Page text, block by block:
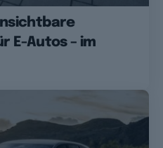
E-Autos – im